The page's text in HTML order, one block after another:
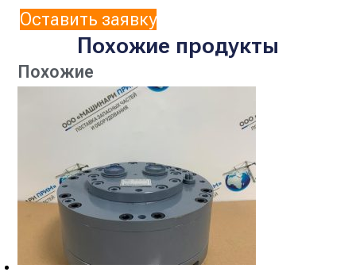
Оставить заявку
Похожие продукты
Похожие